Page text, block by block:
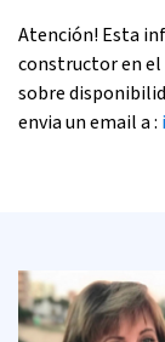
Atención! Esta
constructor en el
sobre
envia un email a :